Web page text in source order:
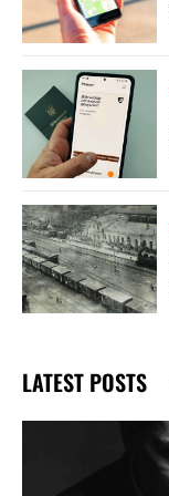
LATEST POSTS